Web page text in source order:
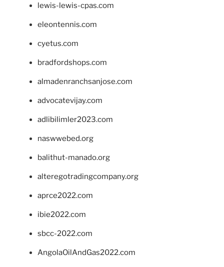
lewis-lewis-cpas.com
eleontennis.com
cyetus.com
bradfordshops.com
almadenranchsanjose.com
advocatevijay.com
adlibilimler2023.com
naswwebed.org
balithut-manado.org
alteregotradingcompany.org
aprce2022.com
ibie2022.com
sbcc-2022.com
AngolaOilAndGas2022.com